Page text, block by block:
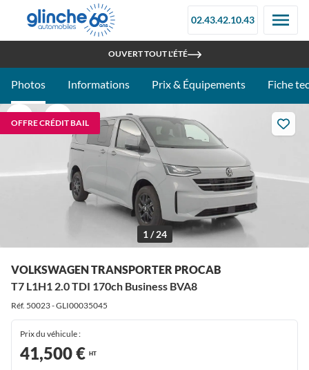
02.43.42.10.43
RETROUVEZ-NOUS À LA FOIRE DU MANS - STAND 097C
OUVERT TOUT L'ÉTÉ
Photos Informations Prix & Équipements Fiche
OFFRE CRÉDIT BAIL
1 / 24
VOLKSWAGEN TRANSPORTER PROCAB
T7 L1H1 2.0 TDI 170ch Business BVA8
Réf. 50023 - GLI00035045
Prix du véhicule :
41,500 € HT